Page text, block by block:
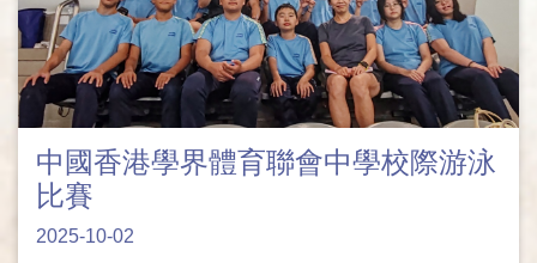
中國香港學界體育聯會中學校際游泳
比賽
2025-10-02